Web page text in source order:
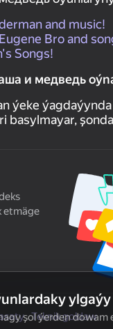
and music!
Bro and
Songs!
и медведь
ýeke
basylmayar,
etmäge
Teknik goldaw
şol ýerden dowam